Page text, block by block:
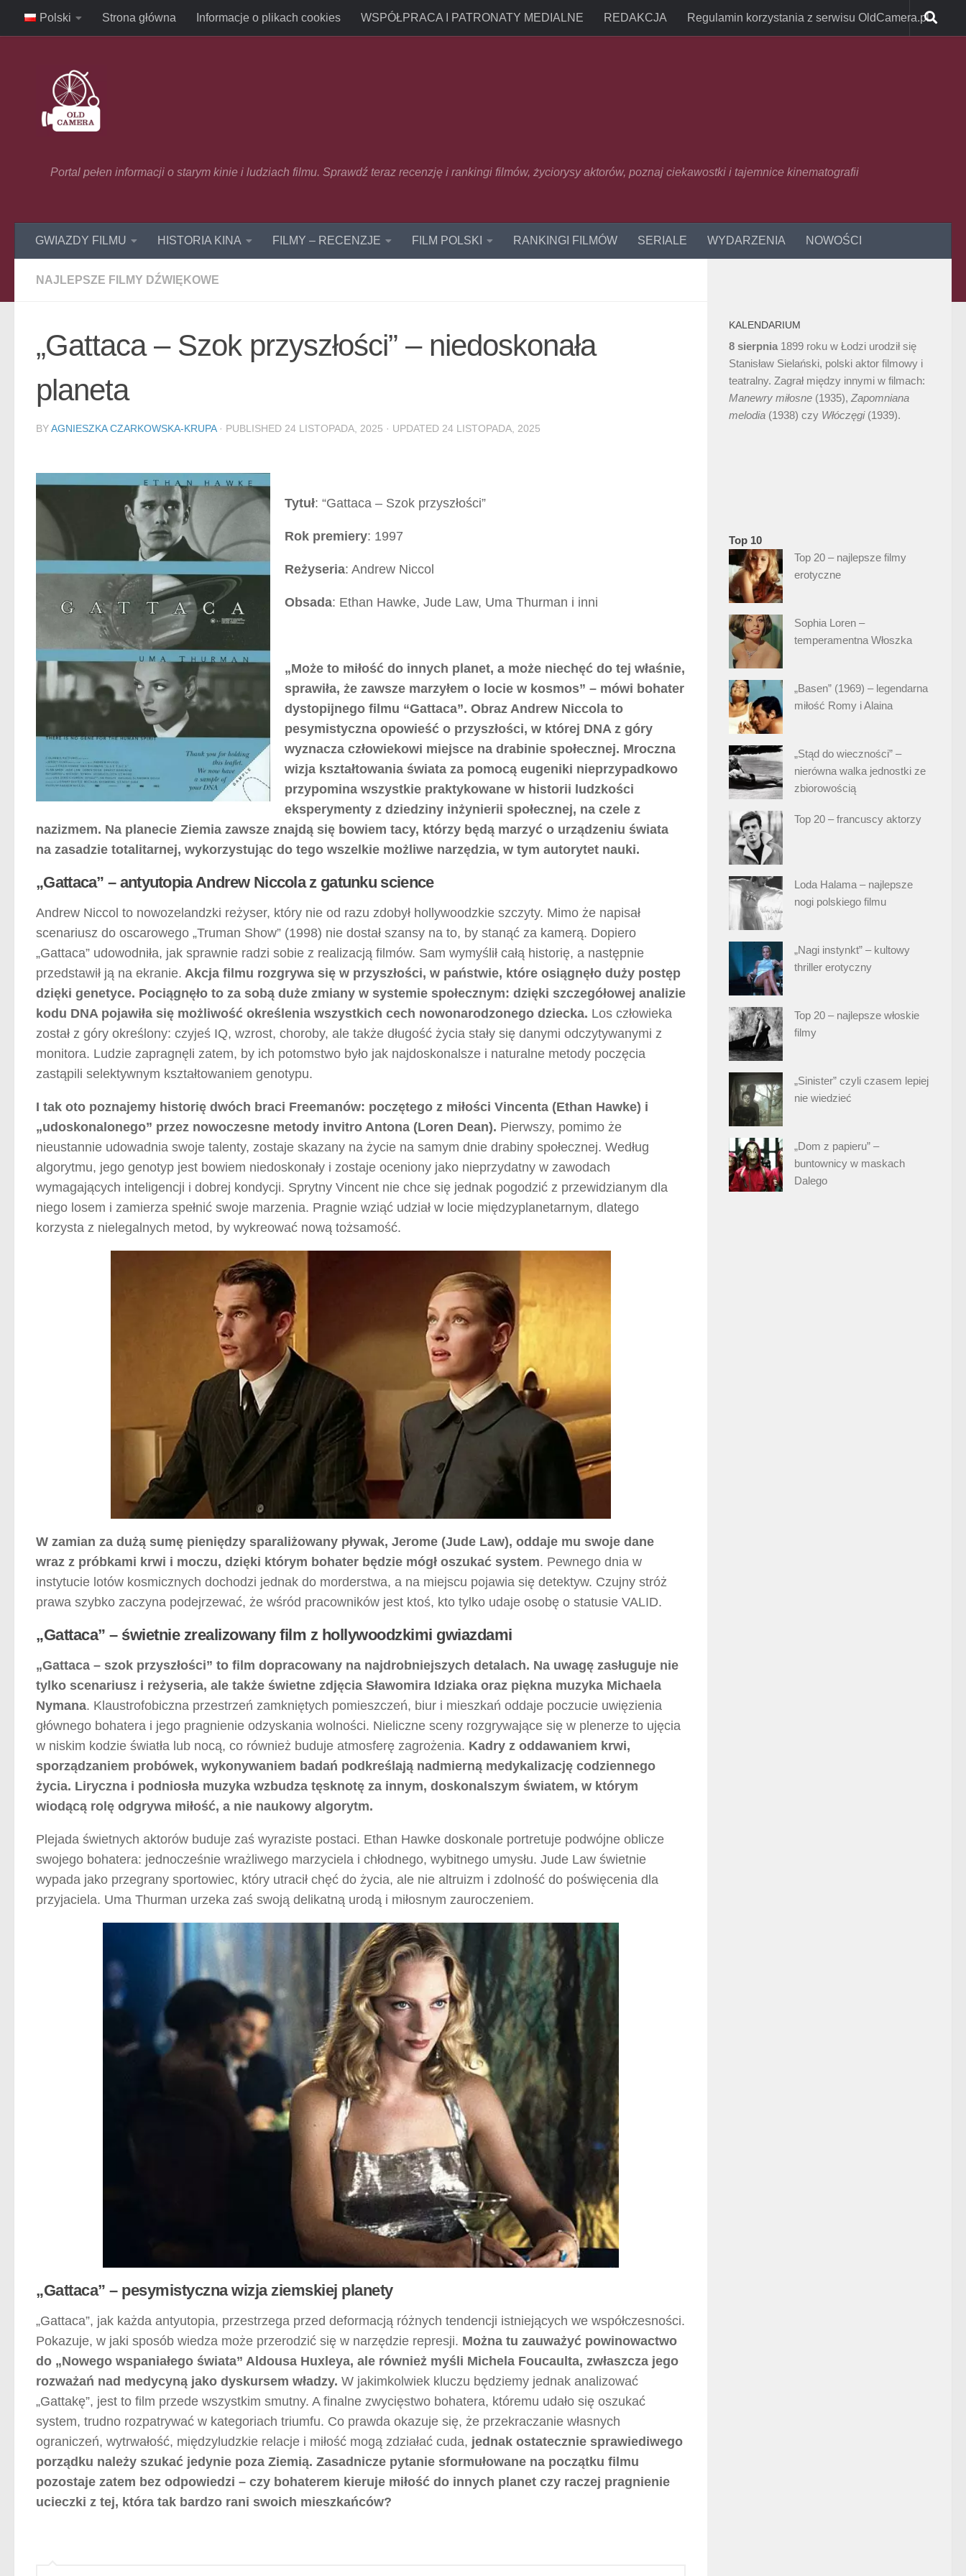
Skip to content
Polski Strona główna Informacje o plikach cookies WSPÓŁPRACA I PATRONATY MEDIALNE REDAKCJA Regulamin korzystania z serwisu OldCamera.pl
Portal pełen informacji o starym kinie i ludziach filmu. Sprawdź teraz recenzję i rankingi filmów, życiorysy aktorów, poznaj ciekawostki i tajemnice kinematografii
GWIAZDY FILMU HISTORIA KINA FILMY – RECENZJE FILM POLSKI RANKINGI FILMÓW SERIALE WYDARZENIA NOWOŚCI
NAJLEPSZE FILMY DŹWIĘKOWE
„Gattaca – Szok przyszłości” – niedoskonała
planeta
BYAGNIESZKA CZARKOWSKA-KRUPA · PUBLISHED 24 LISTOPADA, 2025 · UPDATED 24 LISTOPADA, 2025
Tytuł: “Gattaca – Szok przyszłości”
Rok premiery: 1997
Reżyseria: Andrew Niccol
Obsada: Ethan Hawke, Jude Law, Uma Thurman i inni
„Może to miłość do innych planet, a może niechęć do tej właśnie,
sprawiła, że zawsze marzyłem o locie w kosmos” – mówi bohater
dystopijnego filmu “Gattaca”. Obraz Andrew Niccola to
pesymistyczna opowieść o przyszłości, w której DNA z góry
wyznacza człowiekowi miejsce na drabinie społecznej. Mroczna
wizja kształtowania świata za pomocą eugeniki nieprzypadkowo
przypomina wszystkie praktykowane w historii ludzkości
eksperymenty z dziedziny inżynierii społecznej, na czele z
nazizmem. Na planecie Ziemia zawsze znajdą się bowiem tacy, którzy będą marzyć o urządzeniu świata
na zasadzie totalitarnej, wykorzystując do tego wszelkie możliwe narzędzia, w tym autorytet nauki.
„Gattaca” – antyutopia Andrew Niccola z gatunku science
Andrew Niccol to nowozelandzki reżyser, który nie od razu zdobył hollywoodzkie szczyty. Mimo że napisał
scenariusz do oscarowego „Truman Show” (1998) nie dostał szansy na to, by stanąć za kamerą. Dopiero
„Gattaca” udowodniła, jak sprawnie radzi sobie z realizacją filmów. Sam wymyślił całą historię, a następnie
przedstawił ją na ekranie. Akcja filmu rozgrywa się w przyszłości, w państwie, które osiągnęło duży postęp
dzięki genetyce. Pociągnęło to za sobą duże zmiany w systemie społecznym: dzięki szczegółowej analizie
kodu DNA pojawiła się możliwość określenia wszystkich cech nowonarodzonego dziecka. Los człowieka
został z góry określony: czyjeś IQ, wzrost, choroby, ale także długość życia stały się danymi odczytywanymi z
monitora. Ludzie zapragnęli zatem, by ich potomstwo było jak najdoskonalsze i naturalne metody poczęcia
zastąpili selektywnym kształtowaniem genotypu.
I tak oto poznajemy historię dwóch braci Freemanów: poczętego z miłości Vincenta (Ethan Hawke) i
„udoskonalonego” przez nowoczesne metody invitro Antona (Loren Dean). Pierwszy, pomimo że
nieustannie udowadnia swoje talenty, zostaje skazany na życie na samym dnie drabiny społecznej. Według
algorytmu, jego genotyp jest bowiem niedoskonały i zostaje oceniony jako nieprzydatny w zawodach
wymagających inteligencji i dobrej kondycji. Sprytny Vincent nie chce się jednak pogodzić z przewidzianym dla
niego losem i zamierza spełnić swoje marzenia. Pragnie wziąć udział w locie międzyplanetarnym, dlatego
korzysta z nielegalnych metod, by wykreować nową tożsamość.
W zamian za dużą sumę pieniędzy sparaliżowany pływak, Jerome (Jude Law), oddaje mu swoje dane
wraz z próbkami krwi i moczu, dzięki którym bohater będzie mógł oszukać system. Pewnego dnia w
instytucie lotów kosmicznych dochodzi jednak do morderstwa, a na miejscu pojawia się detektyw. Czujny stróż
prawa szybko zaczyna podejrzewać, że wśród pracowników jest ktoś, kto tylko udaje osobę o statusie VALID.
„Gattaca” – świetnie zrealizowany film z hollywoodzkimi gwiazdami
„Gattaca – szok przyszłości” to film dopracowany na najdrobniejszych detalach. Na uwagę zasługuje nie
tylko scenariusz i reżyseria, ale także świetne zdjęcia Sławomira Idziaka oraz piękna muzyka Michaela
Nymana. Klaustrofobiczna przestrzeń zamkniętych pomieszczeń, biur i mieszkań oddaje poczucie uwięzienia
głównego bohatera i jego pragnienie odzyskania wolności. Nieliczne sceny rozgrywające się w plenerze to ujęcia
w niskim kodzie światła lub nocą, co również buduje atmosferę zagrożenia. Kadry z oddawaniem krwi,
sporządzaniem probówek, wykonywaniem badań podkreślają nadmierną medykalizację codziennego
życia. Liryczna i podniosła muzyka wzbudza tęsknotę za innym, doskonalszym światem, w którym
wiodącą rolę odgrywa miłość, a nie naukowy algorytm.
Plejada świetnych aktorów buduje zaś wyraziste postaci. Ethan Hawke doskonale portretuje podwójne oblicze
swojego bohatera: jednocześnie wrażliwego marzyciela i chłodnego, wybitnego umysłu. Jude Law świetnie
wypada jako przegrany sportowiec, który utracił chęć do życia, ale nie altruizm i zdolność do poświęcenia dla
przyjaciela. Uma Thurman urzeka zaś swoją delikatną urodą i miłosnym zauroczeniem.
„Gattaca” – pesymistyczna wizja ziemskiej planety
„Gattaca”, jak każda antyutopia, przestrzega przed deformacją różnych tendencji istniejących we współczesności.
Pokazuje, w jaki sposób wiedza może przerodzić się w narzędzie represji. Można tu zauważyć powinowactwo
do „Nowego wspaniałego świata” Aldousa Huxleya, ale również myśli Michela Foucaulta, zwłaszcza jego
rozważań nad medycyną jako dyskursem władzy. W jakimkolwiek kluczu będziemy jednak analizować
„Gattakę”, jest to film przede wszystkim smutny. A finalne zwycięstwo bohatera, któremu udało się oszukać
system, trudno rozpatrywać w kategoriach triumfu. Co prawda okazuje się, że przekraczanie własnych
ograniczeń, wytrwałość, międzyludzkie relacje i miłość mogą zdziałać cuda, jednak ostatecznie sprawiediwego
porządku należy szukać jedynie poza Ziemią. Zasadnicze pytanie sformułowane na początku filmu
pozostaje zatem bez odpowiedzi – czy bohaterem kieruje miłość do innych planet czy raczej pragnienie
ucieczki z tej, która tak bardzo rani swoich mieszkańców?
KALENDARIUM
8 sierpnia 1899 roku w Łodzi urodził się
Stanisław Sielański, polski aktor filmowy i
teatralny. Zagrał między innymi w filmach:
Manewry miłosne (1935), Zapomniana
melodia (1938) czy Włóczęgi(1939).
Top 10
Top 20 – najlepsze filmy
erotyczne
Sophia Loren –
temperamentna Włoszka
„Basen” (1969) – legendarna
miłość Romy i Alaina
„Stąd do wieczności” –
nierówna walka jednostki ze
zbiorowością
Top 20 – francuscy aktorzy
Loda Halama – najlepsze
nogi polskiego filmu
„Nagi instynkt” – kultowy
thriller erotyczny
Top 20 – najlepsze włoskie
filmy
„Sinister” czyli czasem lepiej
nie wiedzieć
„Dom z papieru” –
buntownicy w maskach
Dalego